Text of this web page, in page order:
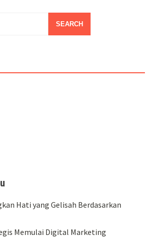
SEARCH
Hati yang Gelisah Berdasarkan
Memulai Digital Marketing